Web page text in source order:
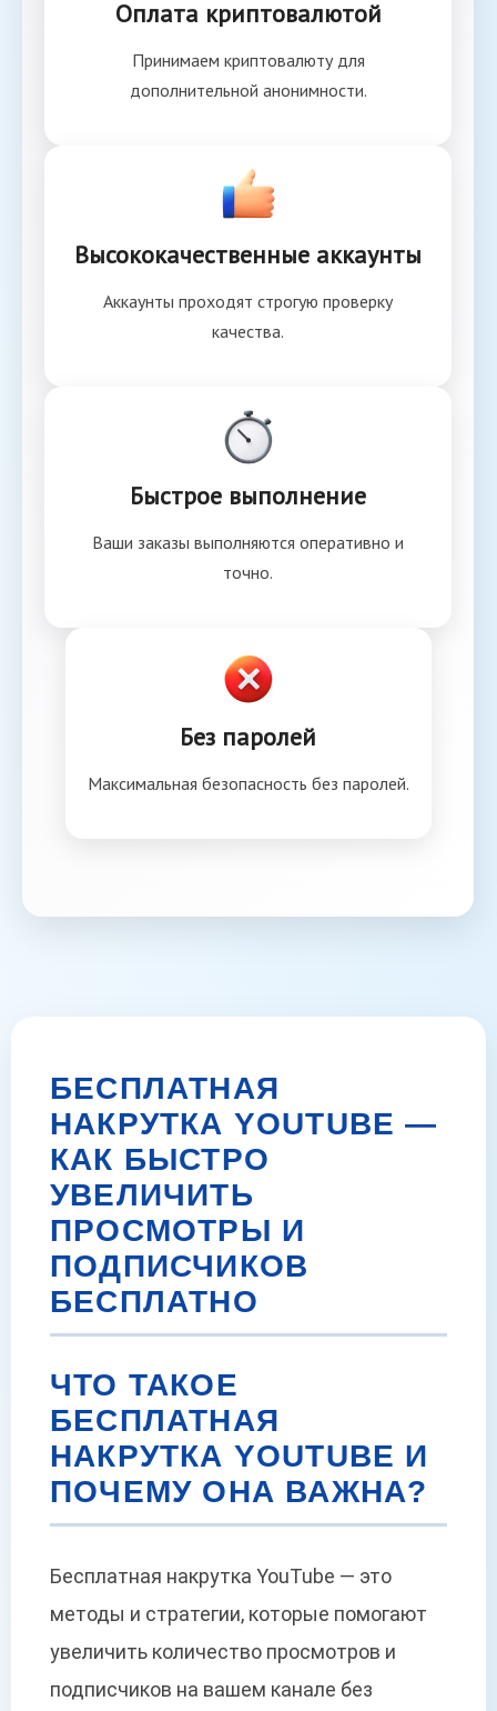
Оплата криптовалютой
Принимаем криптовалюту для
дополнительной анонимности.
Высококачественные аккаунты
Аккаунты проходят строгую проверку
качества.
Быстрое выполнение
Ваши заказы выполняются оперативно и
точно.
Без паролей
Максимальная безопасность без паролей.
БЕСПЛАТНАЯ
НАКРУТКА YOUTUBE —
КАК БЫСТРО
УВЕЛИЧИТЬ
ПРОСМОТРЫ И
ПОДПИСЧИКОВ
БЕСПЛАТНО
ЧТО ТАКОЕ
БЕСПЛАТНАЯ
НАКРУТКА YOUTUBE И
ПОЧЕМУ ОНА ВАЖНА?
Бесплатная накрутка YouTube — это
методы и стратегии, которые помогают
увеличить количество просмотров и
подписчиков на вашем канале без